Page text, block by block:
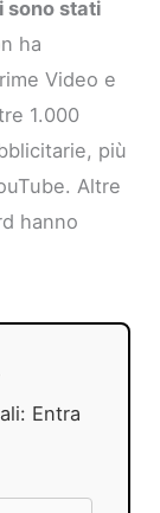
sono stati
ha
Video e
1.000
più
Altre
hanno
Entra